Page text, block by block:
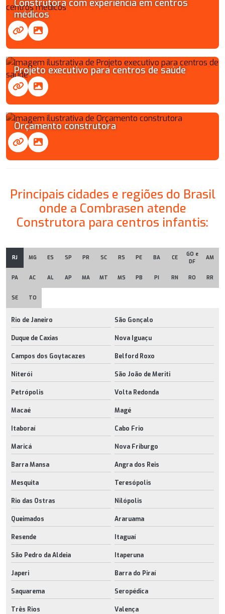
Construtora com experiência em centros
médicos
Projeto executivo para centros de saúde
Orçamento construtora
Principais cidades e regiões do Brasil
onde a Combrasen atende
Construtora para centros infantis:
RJ MG ES SP PR SC RS PE BA CE
GO e
DF
AM
PA AC AL AP MA MT MS PB PI RN RO RR
SE TO
Rio de Janeiro São Gonçalo
Duque de Caxias Nova Iguaçu
Campos dos Goytacazes Belford Roxo
Niterói São João de Meriti
Petrópolis Volta Redonda
Macaé Magé
Itaboraí Cabo Frio
Maricá Nova Friburgo
Barra Mansa Angra dos Reis
Mesquita Teresópolis
Rio das Ostras Nilópolis
Queimados Araruama
Resende Itaguaí
São Pedro da Aldeia Itaperuna
Japeri Barra do Piraí
Saquarema Seropédica
Três Rios Valença